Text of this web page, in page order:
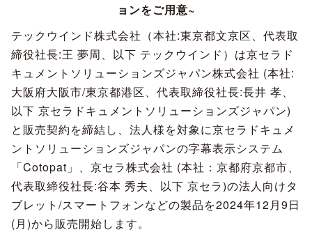
ョンをご用意~
テックウインド株式会社（本社:東京都文京区、代表取
締役社長:王 夢周、以下 テックウインド）は京セラド
キュメントソリューションズジャパン株式会社 (本社:
大阪府大阪市/東京都港区、代表取締役社長:長井 孝、
以下 京セラドキュメントソリューションズジャパン)
と販売契約を締結し、法人様を対象に京セラドキュメ
ントソリューションズジャパンの字幕表示システム
「Cotopat」、京セラ株式会社 (本社：京都府京都市、
代表取締役社長:谷本 秀夫、以下 京セラ)の法人向けタ
ブレット/スマートフォンなどの製品を2024年12月9日
(月)から販売開始します。